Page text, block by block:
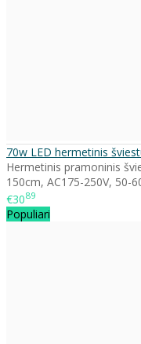
70w LED hermetinis
Hermetinis pramoninis
150cm, AC175-250V, 50-
€3089
Populiari